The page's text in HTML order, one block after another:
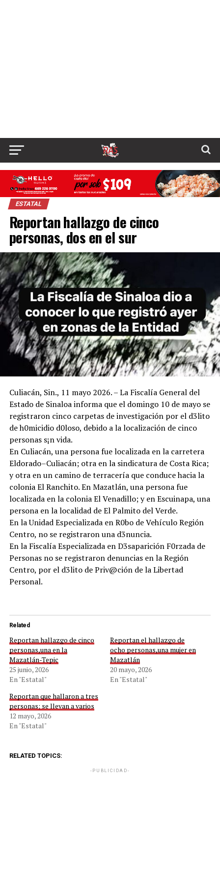
ESTATAL
Reportan hallazgo de cinco
personas, dos en el sur
Culiacán, Sin., 11 mayo 2026. – La Fiscalía General del
Estado de Sinaloa informa que el domingo 10 de mayo se
registraron cinco carpetas de investigación por el d3lito
de h0micidio d0loso, debido a la localización de cinco
personas s¡n vida.
En Culiacán, una persona fue localizada en la carretera
Eldorado–Culiacán; otra en la sindicatura de Costa Rica;
y otra en un camino de terracería que conduce hacia la
colonia El Ranchito. En Mazatlán, una persona fue
localizada en la colonia El Venadillo; y en Escuinapa, una
persona en la localidad de El Palmito del Verde.
En la Unidad Especializada en R0bo de Vehículo Región
Centro, no se registraron una d3nuncia.
En la Fiscalía Especializada en D3saparición F0rzada de
Personas no se registraron denuncias en la Región
Centro, por el d3lito de Priv@ción de la Libertad
Personal.
Related
Reportan hallazgo de cinco
personas,una en la
Mazatlán-Tepic
25 junio, 2026
En "Estatal"
Reportan el hallazgo de
ocho personas,una mujer en
Mazatlán
20 mayo, 2026
En "Estatal"
Reportan que hallaron a tres
personas; se llevan a varios
12 mayo, 2026
En "Estatal"
RELATED TOPICS:
-PUBLICIDAD-